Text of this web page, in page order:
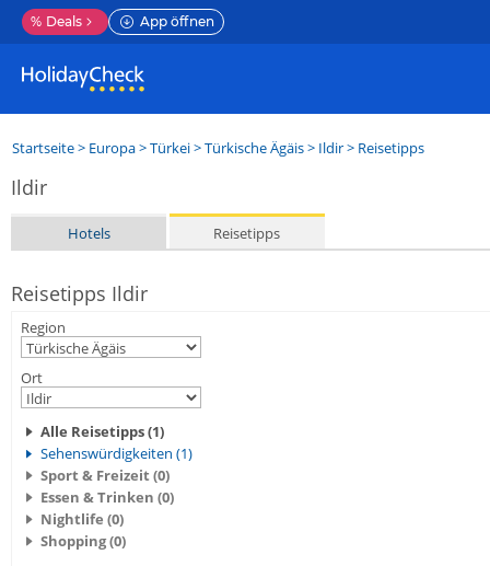
% Deals App öffnen
Startseite> Europa>Türkei>Türkische Ägäis> Ildir> Reisetipps
Ildir
Hotels Reisetipps
Reisetipps Ildir
Region
Ort
Alle Reisetipps (1)
Sehenswürdigkeiten (1)
Sport & Freizeit (0)
Essen & Trinken (0)
Nightlife (0)
Shopping (0)